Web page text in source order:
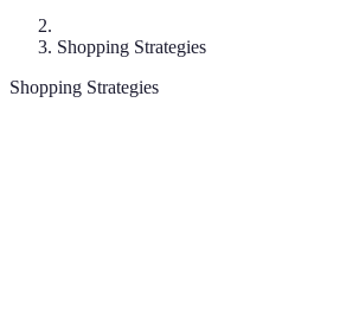
Shopping Strategies
Shopping Strategies